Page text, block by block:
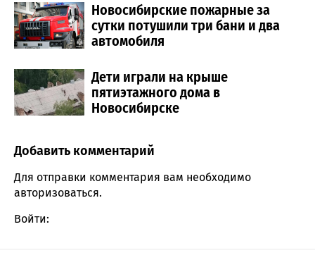
Новосибирские пожарные за
сутки потушили три бани и два
автомобиля
Дети играли на крыше
пятиэтажного дома в
Новосибирске
Comment section
Добавить комментарий
Для отправки комментария вам необходимо
авторизоваться.
Войти: